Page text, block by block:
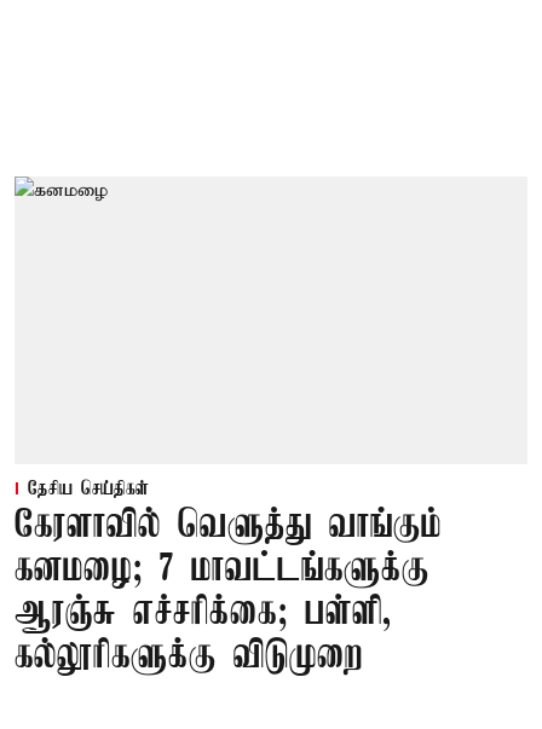
தேசிய செய்திகள்
கேரளாவில் வெளுத்து வாங்கும்
கனமழை; 7 மாவட்டங்களுக்கு
ஆரஞ்சு எச்சரிக்கை; பள்ளி,
கல்லூரிகளுக்கு விடுமுறை